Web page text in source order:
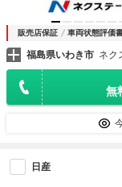
販売店保証 車両状態評価
福島県いわき市 ネク
無
日産